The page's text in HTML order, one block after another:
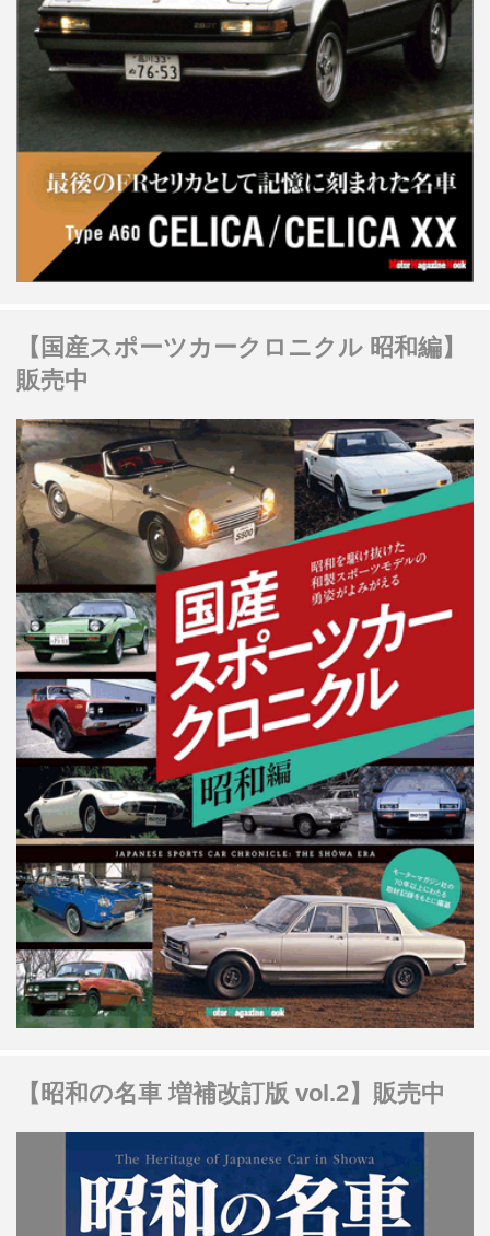
【国産スポーツカークロニクル 昭和編】
販売中
【昭和の名車 増補改訂版 vol.2】販売中